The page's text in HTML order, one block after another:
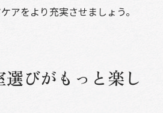
アをより充実させましょう。
びがもっと楽し